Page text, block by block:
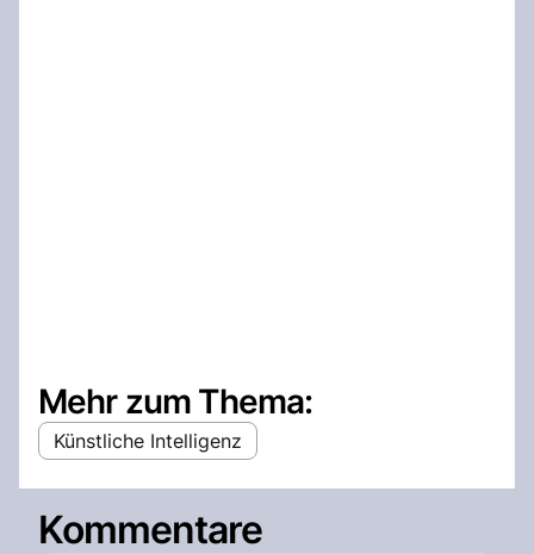
Mehr zum Thema:
Künstliche Intelligenz
Kommentare